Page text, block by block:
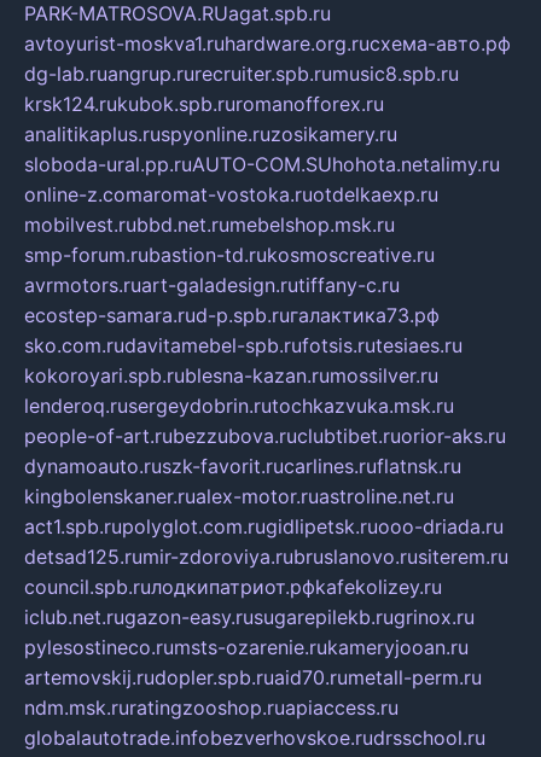
PARK-MATROSOVA.RUagat.spb.ru
avtoyurist-moskva1.ruhardware.org.ruсхема-авто.рф
dg-lab.ruangrup.rurecruiter.spb.rumusic8.spb.ru
krsk124.rukubok.spb.ruromanofforex.ru
analitikaplus.ruspyonline.ruzosikamery.ru
sloboda-ural.pp.ruAUTO-COM.SUhohota.netalimy.ru
online-z.comaromat-vostoka.ruotdelkaexp.ru
mobilvest.rubbd.net.rumebelshop.msk.ru
smp-forum.rubastion-td.rukosmoscreative.ru
avrmotors.ruart-galadesign.rutiffany-c.ru
ecostep-samara.rud-p.spb.ruгалактика73.рф
sko.com.rudavitamebel-spb.rufotsis.rutesiaes.ru
kokoroyari.spb.rublesna-kazan.rumossilver.ru
lenderoq.rusergeydobrin.rutochkazvuka.msk.ru
people-of-art.rubezzubova.ruclubtibet.ruorior-aks.ru
dynamoauto.ruszk-favorit.rucarlines.ruflatnsk.ru
kingbolenskaner.rualex-motor.ruastroline.net.ru
act1.spb.rupolyglot.com.rugidlipetsk.ruooo-driada.ru
detsad125.rumir-zdoroviya.rubruslanovo.rusiterem.ru
council.spb.ruлодкипатриот.рфkafekolizey.ru
iclub.net.rugazon-easy.rusugarepilekb.rugrinox.ru
pylesostineco.rumsts-ozarenie.rukameryjooan.ru
artemovskij.rudopler.spb.ruaid70.rumetall-perm.ru
ndm.msk.ruratingzooshop.ruapiaccess.ru
globalautotrade.infobezverhovskoe.rudrsschool.ru